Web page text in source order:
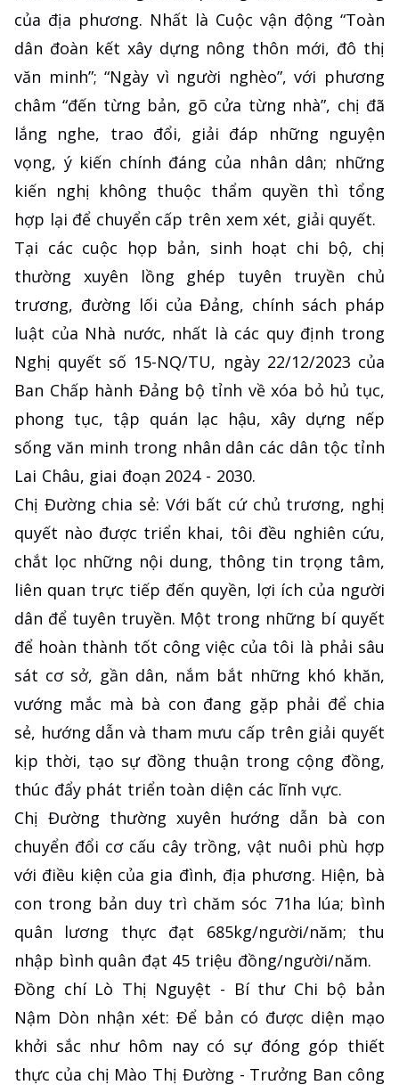
của địa phương. Nhất là Cuộc vận động “Toàn
dân đoàn kết xây dựng nông thôn mới, đô thị
văn minh”; “Ngày vì người nghèo”, với phương
châm “đến từng bản, gõ cửa từng nhà”, chị đã
lắng nghe, trao đổi, giải đáp những nguyện
vọng, ý kiến chính đáng của nhân dân; những
kiến nghị không thuộc thẩm quyền thì tổng
hợp lại để chuyển cấp trên xem xét, giải quyết.
Tại các cuộc họp bản, sinh hoạt chi bộ, chị
thường xuyên lồng ghép tuyên truyền chủ
trương, đường lối của Đảng, chính sách pháp
luật của Nhà nước, nhất là các quy định trong
Nghị quyết số 15-NQ/TU, ngày 22/12/2023 của
Ban Chấp hành Đảng bộ tỉnh về xóa bỏ hủ tục,
phong tục, tập quán lạc hậu, xây dựng nếp
sống văn minh trong nhân dân các dân tộc tỉnh
Lai Châu, giai đoạn 2024 - 2030.
Chị Đường chia sẻ: Với bất cứ chủ trương, nghị
quyết nào được triển khai, tôi đều nghiên cứu,
chắt lọc những nội dung, thông tin trọng tâm,
liên quan trực tiếp đến quyền, lợi ích của người
dân để tuyên truyền. Một trong những bí quyết
để hoàn thành tốt công việc của tôi là phải sâu
sát cơ sở, gần dân, nắm bắt những khó khăn,
vướng mắc mà bà con đang gặp phải để chia
sẻ, hướng dẫn và tham mưu cấp trên giải quyết
kịp thời, tạo sự đồng thuận trong cộng đồng,
thúc đẩy phát triển toàn diện các lĩnh vực.
Chị Đường thường xuyên hướng dẫn bà con
chuyển đổi cơ cấu cây trồng, vật nuôi phù hợp
với điều kiện của gia đình, địa phương. Hiện, bà
con trong bản duy trì chăm sóc 71ha lúa; bình
quân lương thực đạt 685kg/người/năm; thu
nhập bình quân đạt 45 triệu đồng/người/năm.
Đồng chí Lò Thị Nguyệt - Bí thư Chi bộ bản
Nậm Dòn nhận xét: Để bản có được diện mạo
khởi sắc như hôm nay có sự đóng góp thiết
thực của chị Mào Thị Đường - Trưởng Ban công